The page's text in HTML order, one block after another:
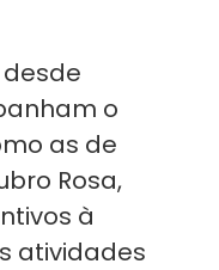
o
as de
Rosa,
à
atividades